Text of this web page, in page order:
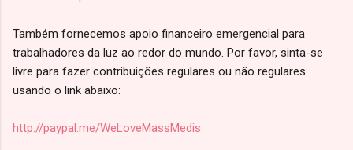
Também fornecemos apoio financeiro emergencial para
trabalhadores da luz ao redor do mundo. Por favor, sinta-se
livre para fazer contribuições regulares ou não regulares
usando o link abaixo:
http://paypal.me/WeLoveMassMedis